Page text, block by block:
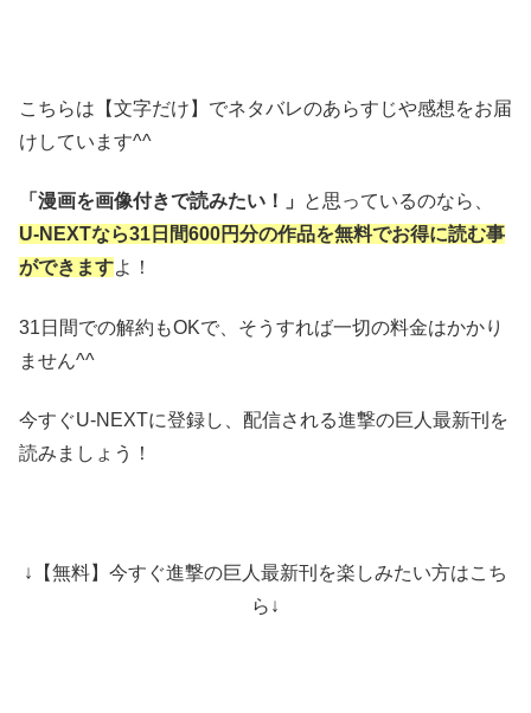
こちらは【文字だけ】でネタバレのあらすじや感想をお届
けしています^^
「漫画を画像付きで読みたい！」
と思っているのなら、
U-NEXTなら31日間600円分の作品を無料でお得に読む事
ができますよ！
31日間での解約もOKで、そうすれば一切の料金はかかり
ません^^
今すぐU-NEXTに登録し、配信される進撃の巨人最新刊を
読みましょう！
↓
【無料】今すぐ進撃の巨人最新刊を楽しみたい方はこち
ら ↓